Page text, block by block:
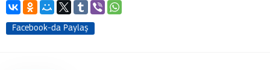
Facebook-da Paylaş